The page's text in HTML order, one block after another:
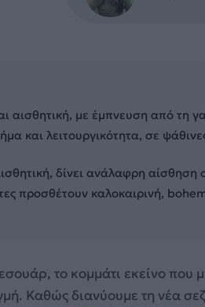
αισθητική, με έμπνευση από τη
και λειτουργικότητα, σε
δίνει ανάλαφρη αίσθηση
προσθέτουν καλοκαιρινή,
το κομμάτι εκείνο που
Καθώς διανύουμε τη νέα